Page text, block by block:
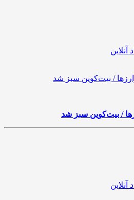
آنلاین
/ بیت‌کوین سبز شد
آنلاین